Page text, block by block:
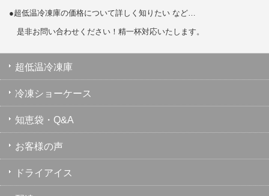
●超低温冷凍庫の価格について詳しく知りたい など…
是非お問い合わせください！精一杯対応いたします。
超低温冷凍庫
冷凍ショーケース
知恵袋・Q&A
お客様の声
ドライアイス